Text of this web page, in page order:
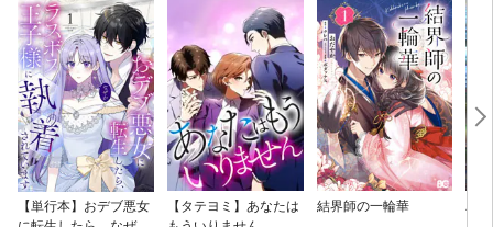
【単行本】おデブ悪女
【タテヨミ】あなたは
結界師の一輪華
バ